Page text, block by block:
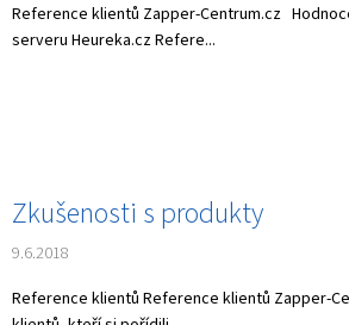
Reference klientů Zapper-Centrum.cz
serveru Heureka.cz Refere...
Zkušenosti s produkty
9.6.2018
Reference klientů Reference klientů Zapper-